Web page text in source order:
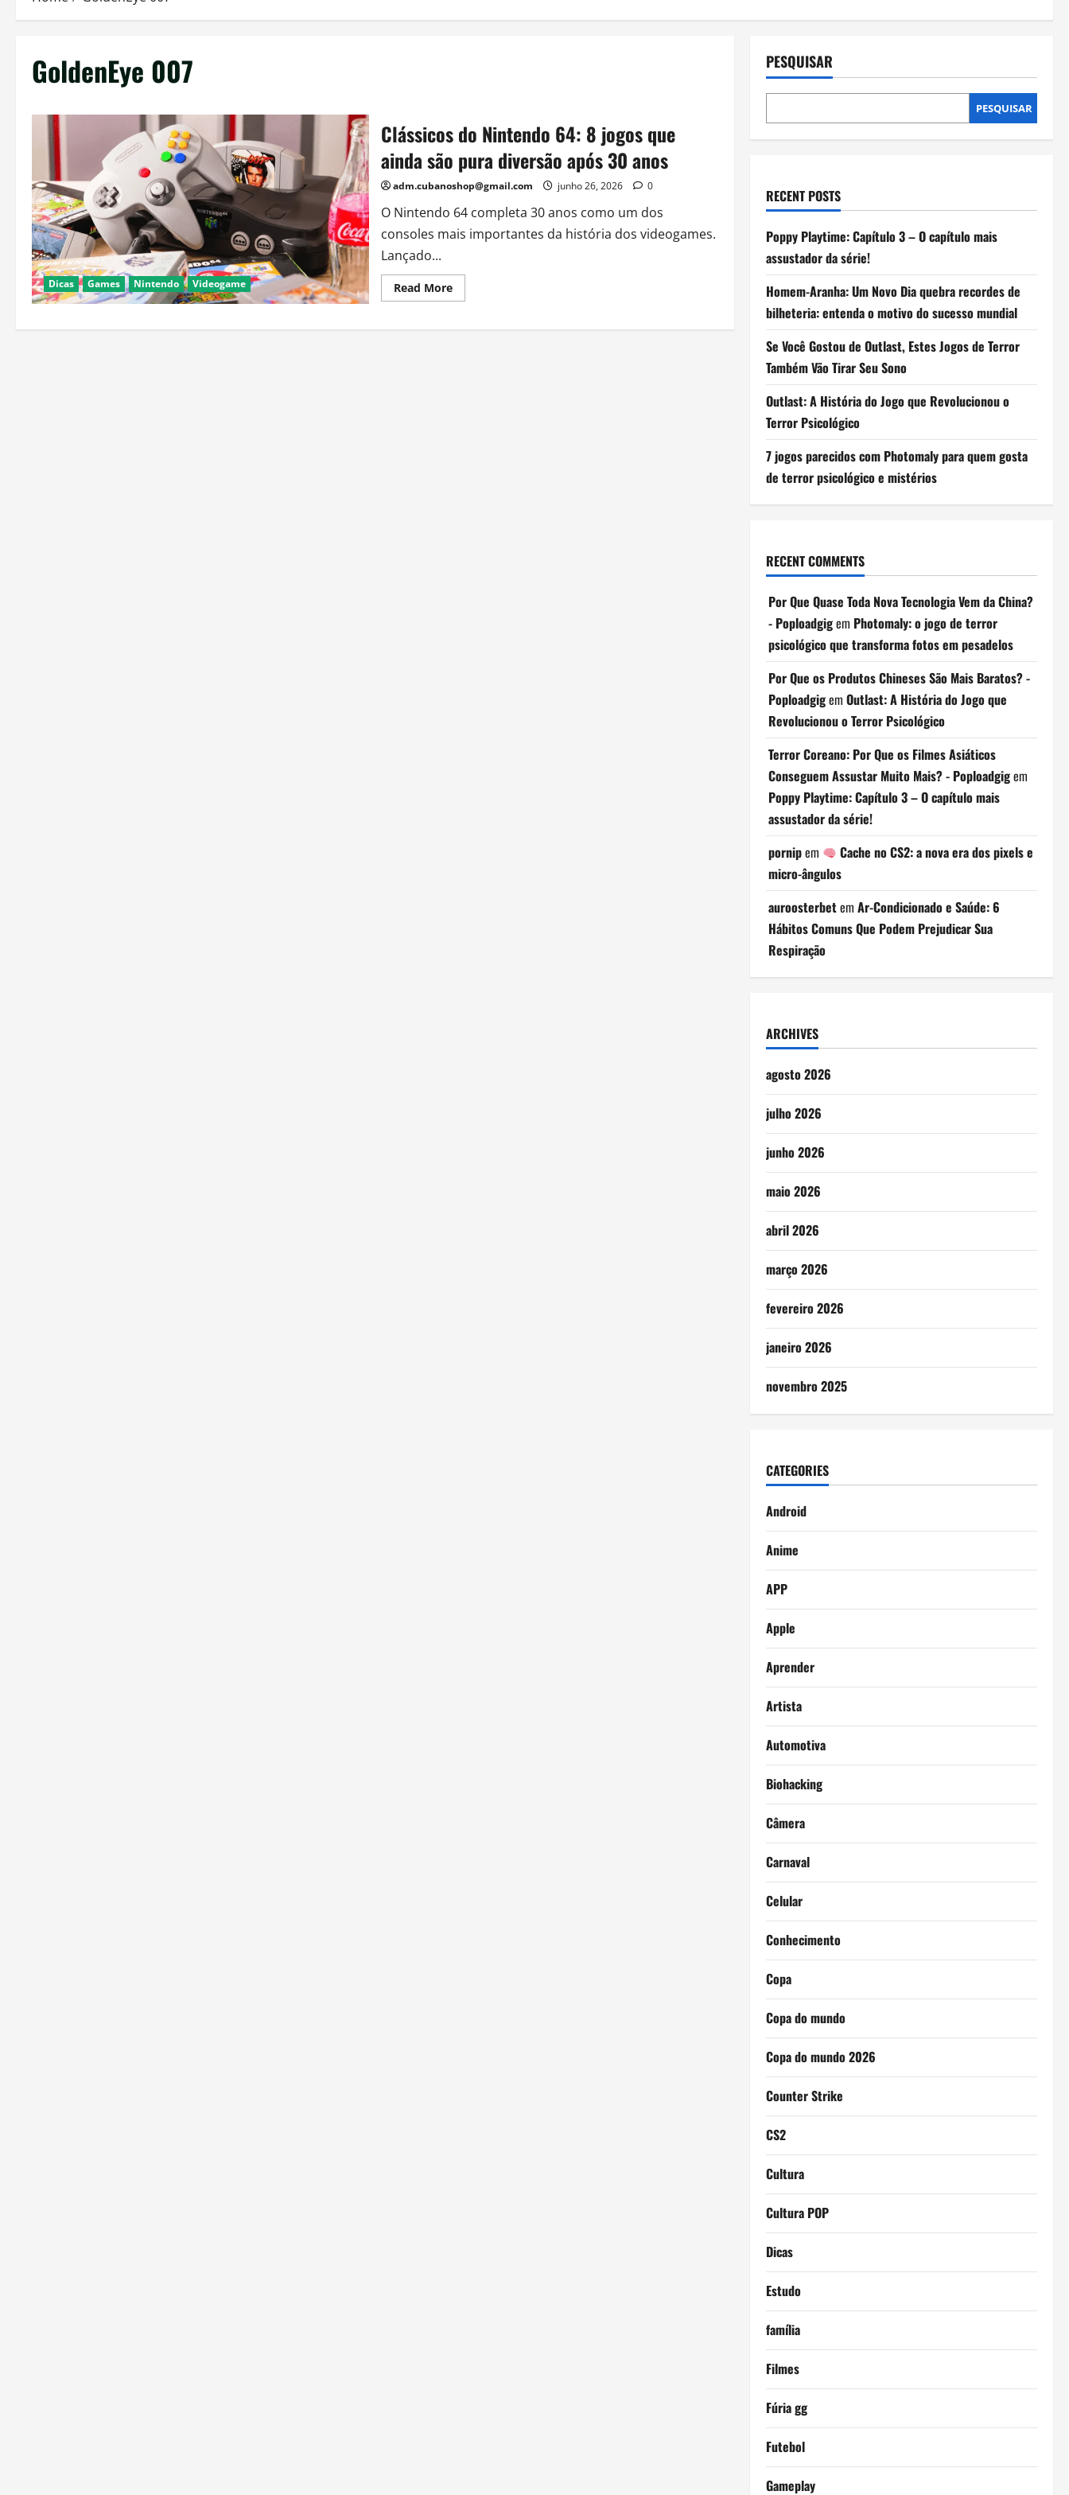
GoldenEye 007
Dicas Games Nintendo Videogame
Clássicos do Nintendo 64: 8 jogos que
ainda são pura diversão após 30 anos
adm.cubanoshop@gmail.com junho 26, 2026 0
O Nintendo 64 completa 30 anos como um dos
consoles mais importantes da história dos videogames.
Lançado...
Read MoreRead
more
do
PESQUISAR
PESQUISAR
RECENT POSTS
Poppy Playtime: Capítulo 3 – O capítulo mais
assustador da série!
Homem-Aranha: Um Novo Dia quebra recordes de
bilheteria: entenda o motivo do sucesso mundial
Se Você Gostou de Outlast, Estes Jogos de Terror
Também Vão Tirar Seu Sono
Outlast: A História do Jogo que Revolucionou o
Terror Psicológico
7 jogos parecidos com Photomaly para quem gosta
de terror psicológico e mistérios
RECENT COMMENTS
Por Que Quase Toda Nova Tecnologia Vem da China?
- Poploadgigem Photomaly: o jogo de terror
psicológico que transforma fotos em pesadelos
Por Que os Produtos Chineses São Mais Baratos? -
Poploadgigem Outlast: A História do Jogo que
Revolucionou o Terror Psicológico
Terror Coreano: Por Que os Filmes Asiáticos
Conseguem Assustar Muito Mais? - Poploadgigem
Poppy Playtime: Capítulo 3 – O capítulo mais
assustador da série!
pornipem
Cache no CS2: a nova era dos pixels e
micro-ângulos
auroosterbetem Ar-Condicionado e Saúde: 6
Hábitos Comuns Que Podem Prejudicar Sua
Respiração
ARCHIVES
agosto 2026
julho 2026
junho 2026
maio 2026
abril 2026
março 2026
fevereiro 2026
janeiro 2026
novembro 2025
CATEGORIES
Android
Anime
APP
Apple
Aprender
Artista
Automotiva
Biohacking
Câmera
Carnaval
Celular
Conhecimento
Copa
Copa do mundo
Copa do mundo 2026
Counter Strike
CS2
Cultura
Cultura POP
Dicas
Estudo
família
Filmes
Fúria gg
Futebol
Gameplay